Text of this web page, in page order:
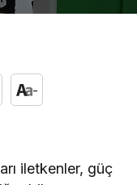
-
iletkenler, güç